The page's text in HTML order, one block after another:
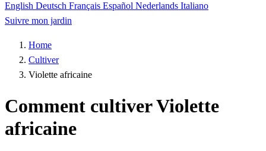
English Deutsch Français Español Nederlands Italiano
Suivre mon jardin
Home
Cultiver
Violette africaine
Comment cultiver Violette
africaine